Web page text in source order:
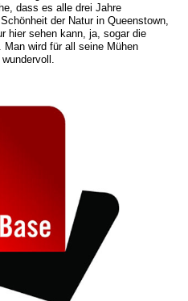
dass es alle drei Jahre
der Natur in Queenstown,
hier sehen kann, ja, sogar die
Man wird für all seine Mühen